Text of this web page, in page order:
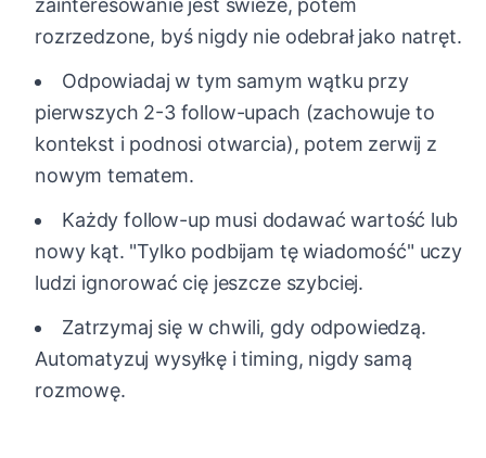
zainteresowanie jest świeże, potem
rozrzedzone, byś nigdy nie odebrał jako natręt.
Odpowiadaj w tym samym wątku przy
pierwszych 2-3 follow-upach (zachowuje to
kontekst i podnosi otwarcia), potem zerwij z
nowym tematem.
Każdy follow-up musi dodawać wartość lub
nowy kąt. "Tylko podbijam tę wiadomość" uczy
ludzi ignorować cię jeszcze szybciej.
Zatrzymaj się w chwili, gdy odpowiedzą.
Automatyzuj wysyłkę i timing, nigdy samą
rozmowę.